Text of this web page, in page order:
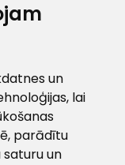
un
lai
parādītu
un